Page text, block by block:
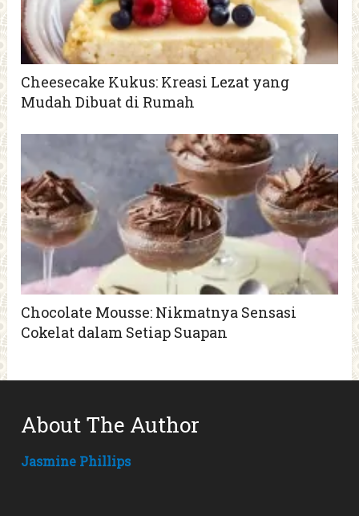
Cheesecake Kukus: Kreasi Lezat yang
Mudah Dibuat di Rumah
Chocolate Mousse: Nikmatnya Sensasi
Cokelat dalam Setiap Suapan
About The Author
Jasmine Phillips